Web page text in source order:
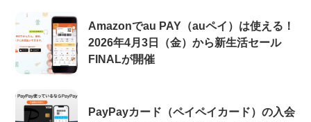
Amazonでau PAY（auペイ）は使える！
2026年4月3日（金）から新生活セール
FINALが開催
PayPayカード（ペイペイカード）の入会